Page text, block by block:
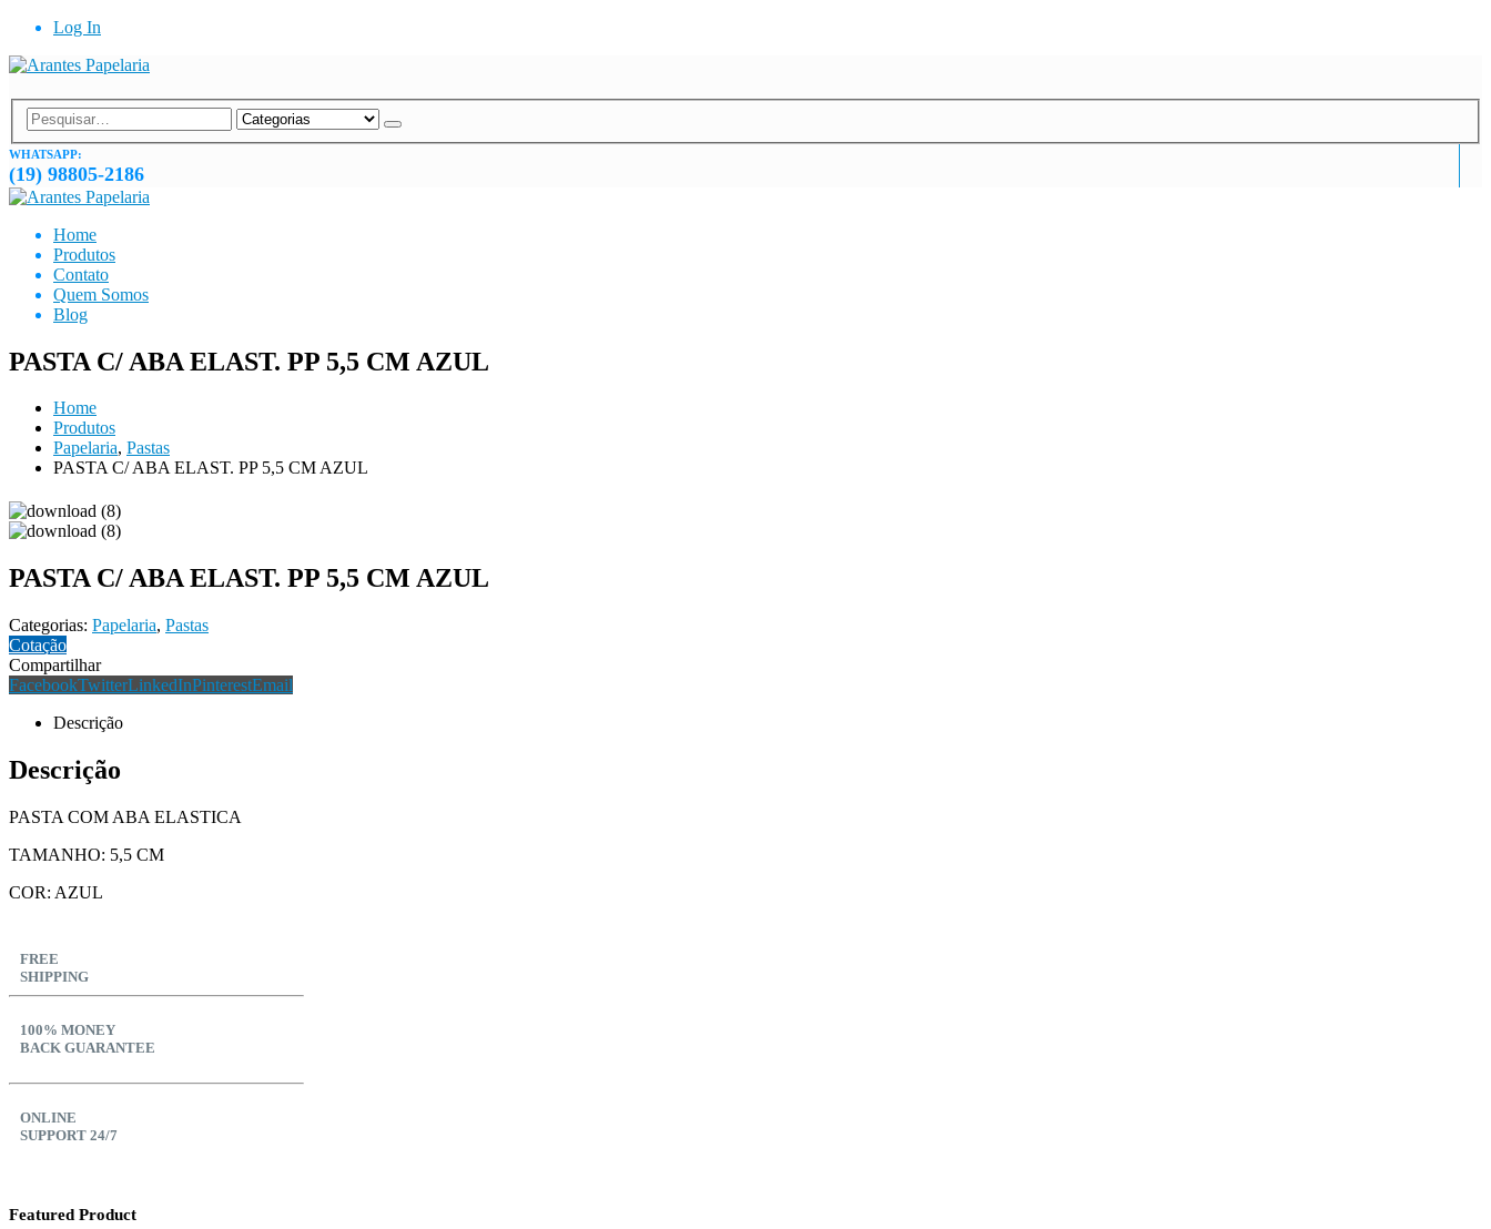
Log In
WHATSAPP:
(19) 98805-2186
Home
Produtos
Contato
Quem Somos
Blog
PASTA C/ ABA ELAST. PP 5,5 CM AZUL
Home
Produtos
Papelaria, Pastas
PASTA C/ ABA ELAST. PP 5,5 CM AZUL
PASTA C/ ABA ELAST. PP 5,5 CM AZUL
Categorias: Papelaria, Pastas
Cotação
Compartilhar
FacebookTwitterLinkedInPinterestEmail
Descrição
Descrição
PASTA COM ABA ELASTICA
TAMANHO: 5,5 CM
COR: AZUL
FREE
SHIPPING
100% MONEY
BACK GUARANTEE
ONLINE
SUPPORT 24/7
Featured Product